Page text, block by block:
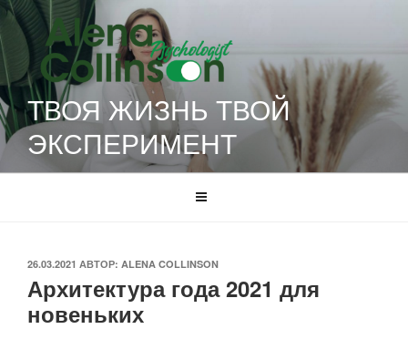
Перейти
к
содержимому
ТВОЯ ЖИЗНЬ ТВОЙ
ЭКСПЕРИМЕНТ
ОПУБЛИКОВАНО
26.03.2021 АВТОР: ALENA COLLINSON
Архитектура года 2021 для
новеньких